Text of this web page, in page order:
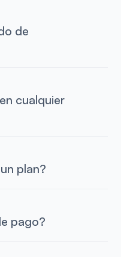
de
cualquier
plan?
pago?